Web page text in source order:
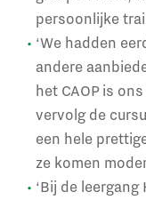
persoonlijke
‘We hadden
andere
het CAOP is
vervolg de
een hele
ze komen
‘Bij de